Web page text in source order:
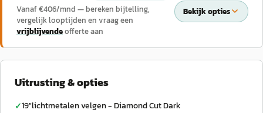
Vanaf €406/mnd — bereken bijtelling,
vergelijk looptijden en vraag een
vrijblijvendeofferte aan
Bekijk opties
Uitrusting & opties
✓19"lichtmetalen velgen - Diamond Cut Dark